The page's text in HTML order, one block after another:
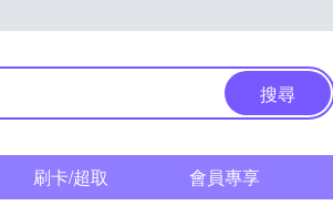
搜尋
刷卡/超取 會員專享